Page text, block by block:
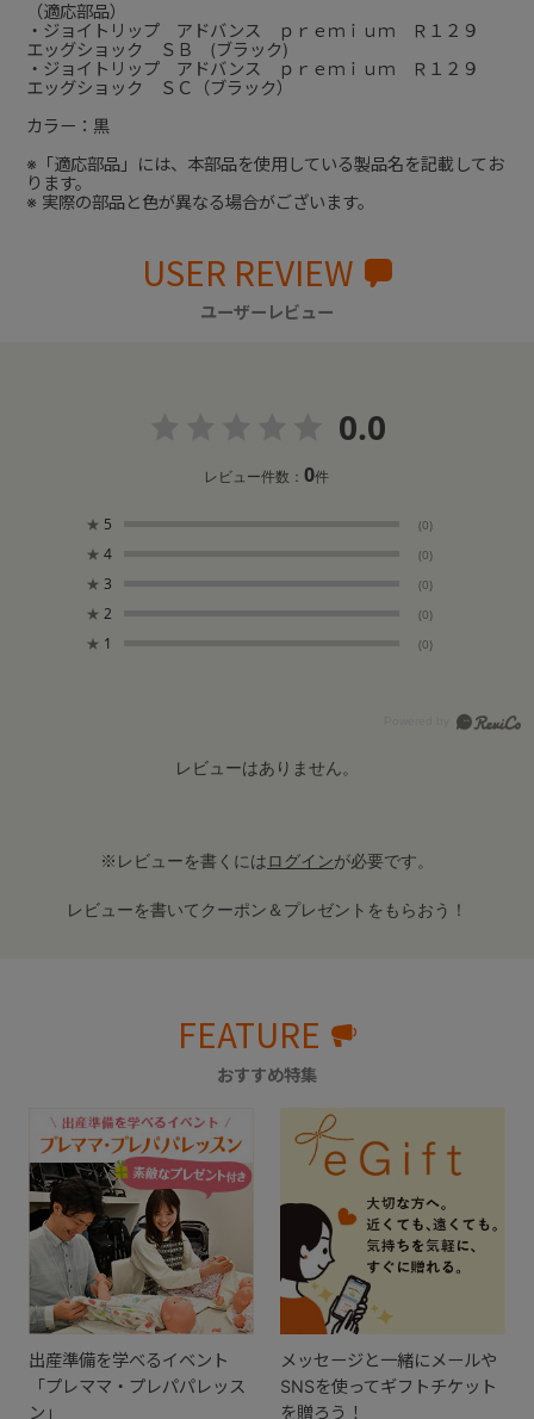
（適応部品）
・ジョイトリップ アドバンス ｐｒｅｍｉｕｍ Ｒ１２９
エッグショック ＳＢ (ブラック)
・ジョイトリップ アドバンス ｐｒｅｍｉｕｍ Ｒ１２９
エッグショック ＳＣ（ブラック）
カラー：黒
※「適応部品」には、本部品を使用している製品名を記載してお
ります。
※ 実際の部品と色が異なる場合がございます。
USER REVIEW
ユーザーレビュー
0.0
レビュー件数：0件
★ 5 (0)
★ 4 (0)
★ 3 (0)
★ 2 (0)
★ 1 (0)
レビューはありません。
※レビューを書くにはログインが必要です。
レビューを書いてクーポン＆プレゼントをもらおう！
FEATURE
おすすめ特集
出産準備を学べるイベント
「プレママ・プレパパレッス
ン」
メッセージと一緒にメールや
SNSを使ってギフトチケット
を贈ろう！